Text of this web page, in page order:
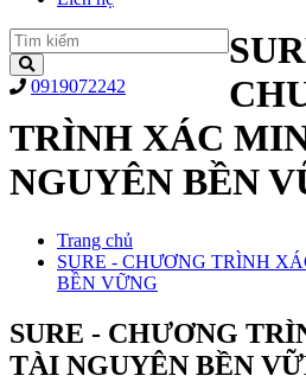
0919072242
TRÌNH XÁC
NGUYÊN BỀN
Trang chủ
SURE - CHƯƠNG TRÌNH
BỀN VỮNG
SURE - CHƯƠNG
TÀI NGUYÊN BỀN